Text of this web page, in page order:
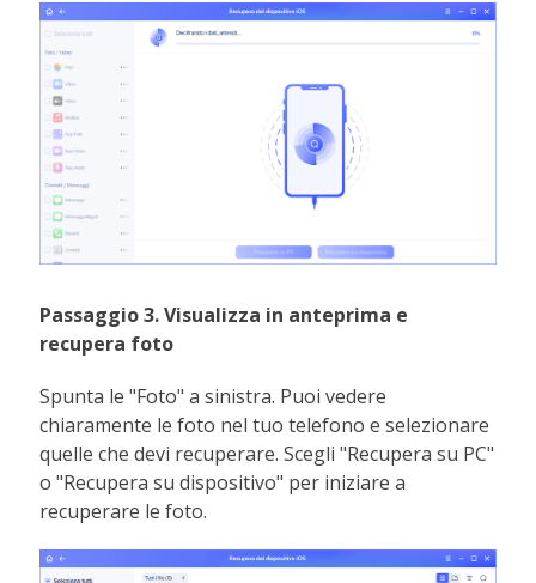
Passaggio 3. Visualizza in anteprima e
recupera foto
Spunta le "Foto" a sinistra. Puoi vedere
chiaramente le foto nel tuo telefono e selezionare
quelle che devi recuperare. Scegli "Recupera su PC"
o "Recupera su dispositivo" per iniziare a
recuperare le foto.